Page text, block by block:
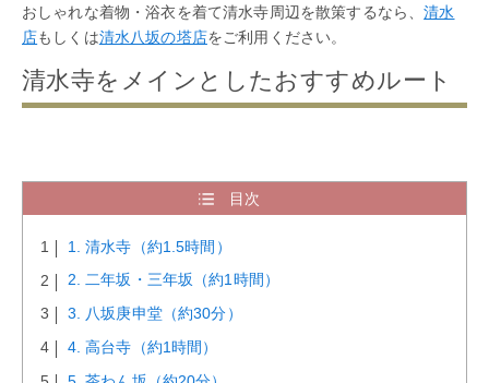
おしゃれな着物・浴衣を着て清水寺周辺を散策するなら、清水
店もしくは清水八坂の塔店をご利用ください。
清水寺をメインとしたおすすめルート
目次
1. 清水寺（約1.5時間）
2. 二年坂・三年坂（約1時間）
3. 八坂庚申堂（約30分）
4. 高台寺（約1時間）